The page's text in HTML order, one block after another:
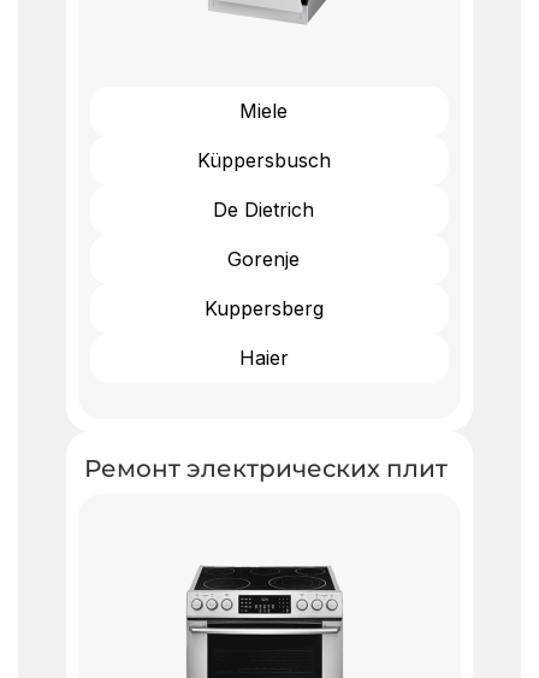
Miele
Küppersbusch
De Dietrich
Gorenje
Kuppersberg
Haier
Ремонт электрических плит ​